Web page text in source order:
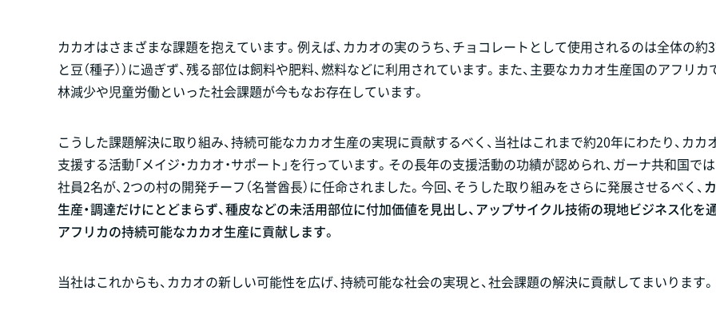
カカオはさまざまな課題を抱えています。例えば、カカオの実のうち、チョコレートとして使用されるのは全体の約3
と豆（種子））に過ぎず、残る部位は飼料や肥料、燃料などに利用されています。また、主要なカカオ生産国のアフリカ
林減少や児童労働といった社会課題が今もなお存在しています。
こうした課題解決に取り組み、持続可能なカカオ生産の実現に貢献するべく、当社はこれまで約20年にわたり、カカ
支援する活動「メイジ・カカオ・サポート」を行っています。その長年の支援活動の功績が認められ、ガーナ共和国で
社員2名が、2つの村の開発チーフ（名誉酋長）に任命されました。今回、そうした取り組みをさらに発展させるべく、
生産・調達だけにとどまらず、種皮などの未活用部位に付加価値を見出し、アップサイクル技術の現地ビジネス化を通
アフリカの持続可能なカカオ生産に貢献します。
当社はこれからも、カカオの新しい可能性を広げ、持続可能な社会の実現と、社会課題の解決に貢献してまいります。